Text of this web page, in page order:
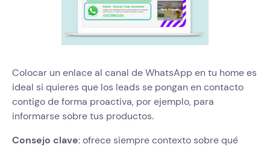
Colocar un enlace al canal de WhatsApp en tu home es
ideal si quieres que los leads se pongan en contacto
contigo de forma proactiva, por ejemplo, para
informarse sobre tus productos.
Consejo clave: ofrece siempre contexto sobre qué